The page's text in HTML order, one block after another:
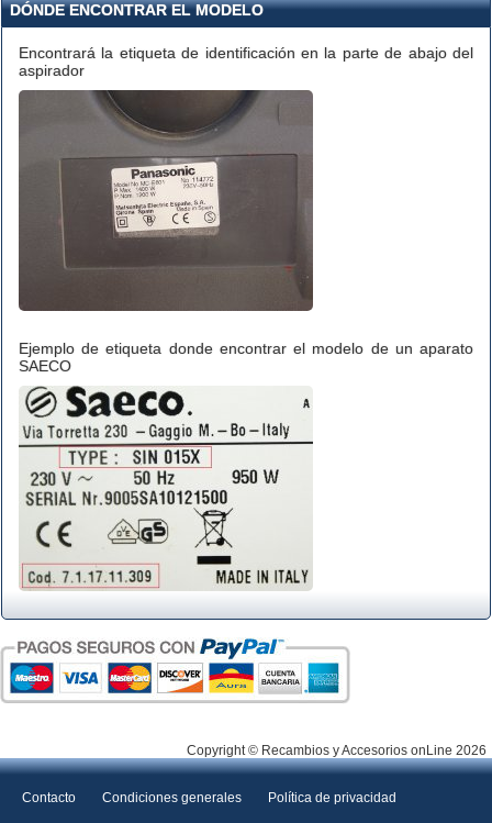
DÓNDE ENCONTRAR EL MODELO
Encontrará la etiqueta de identificación en la parte de abajo del
aspirador
Ejemplo de etiqueta donde encontrar el modelo de un aparato
SAECO
Copyright © Recambios y Accesorios onLine 2026
Contacto Condiciones generales Política de privacidad